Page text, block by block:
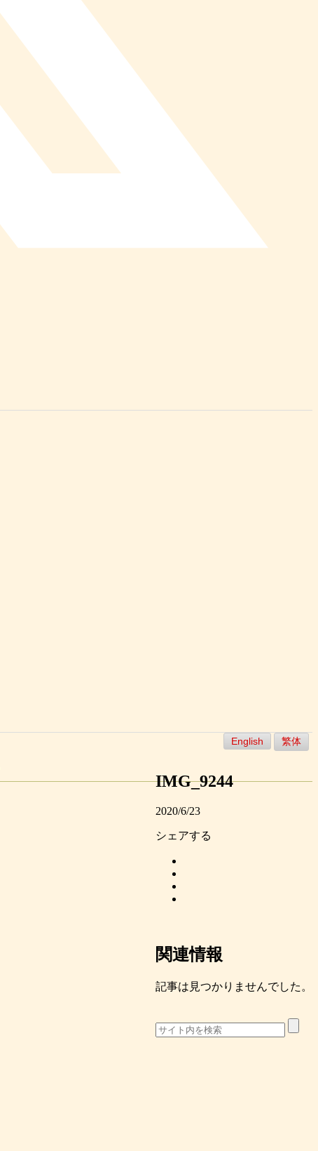
English 繁体
IMG_9244
2020/6/23
シェアする
関連情報
記事は見つかりませんでした。